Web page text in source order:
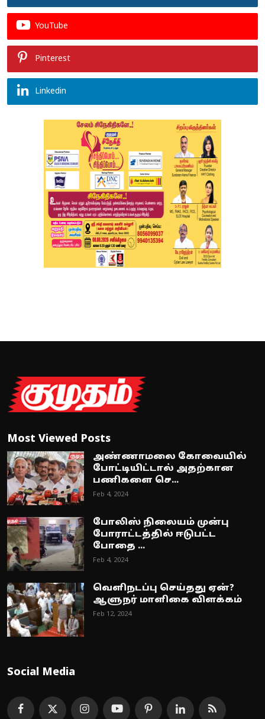
YouTube
Pinterest
Linkedin
Most Viewed Posts
அண்ணாமலை கோவையில்
போட்டியிட்டால் அதற்கான
பணிகளை செ...
Feb 4, 2024
போலிஸ் நிலையம் முன்பு
போராட்டத்தில் ஈடுபட்ட
போதை ...
Feb 4, 2024
வெளிநடப்பு செய்தது ஏன்?
ஆளுநர் மாளிகை விளக்கம்
Feb 12, 2024
Social Media